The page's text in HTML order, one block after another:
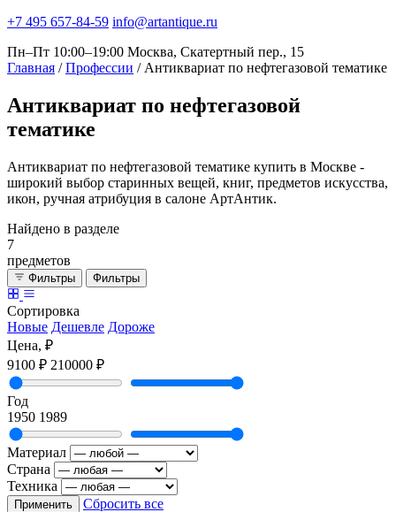
+7 495 657-84-59 info@artantique.ru
Пн–Пт 10:00–19:00 Москва, Скатертный пер., 15
Главная / Профессии / Антиквариат по нефтегазовой тематике
Антиквариат по нефтегазовой
тематике
Антиквариат по нефтегазовой тематике купить в Москве -
широкий выбор старинных вещей, книг, предметов искусства,
икон, ручная атрибуция в салоне АртАнтик.
Найдено в разделе
7
предметов
Фильтры Фильтры
Сортировка
Новые Дешевле Дороже
Цена, ₽
9100 ₽ 210000 ₽
Год
1950 1989
Материал
Страна
Техника
Применить
Сбросить все